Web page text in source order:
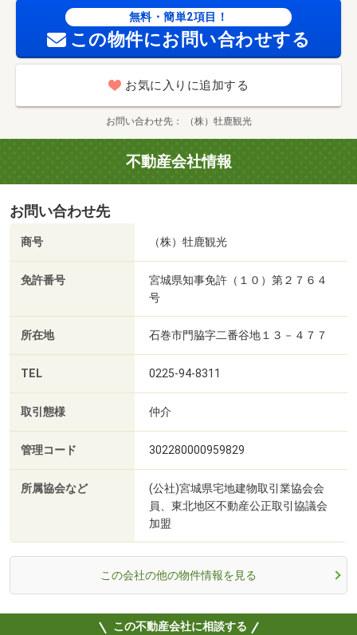
無料・簡単2項目！
この物件にお問い合わせする
お気に入りに追加する
お問い合わせ先 （株）牡鹿観光
不動産会社情報
お問い合わせ先
商号 （株）牡鹿観光
免許番号
宮城県知事免許（１０）第２７６４
号
所在地 石巻市門脇字二番谷地１３－４７７
TEL 0225-94-8311
取引態様 仲介
管理コード 302280000959829
所属協会など
(公社)宮城県宅地建物取引業協会会
員、東北地区不動産公正取引協議会
加盟
この会社の他の物件情報を見る
この不動産会社に相談する